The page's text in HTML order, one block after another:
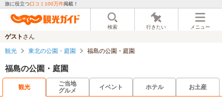
旅に役立つ口コミ100万件掲載！
検索 行きたい メニュー
ゲスト さん
観光 東北の公園・庭園 福島の公園・庭園
福島の公園・庭園
観光
ご当地
グルメ
イベント ホテル お土産